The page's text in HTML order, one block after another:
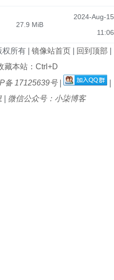
27.9 MiB
2024-Aug-15
11:06
权所有 | 镜像站首页| 回到顶部
藏本站：Ctrl+D
备 17125639号
|
微信公众号：小柒博客